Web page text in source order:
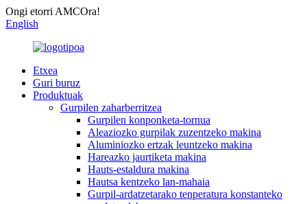
Ongi etorri AMCOra!
English
Etxea
Guri buruz
Produktuak
Gurpilen zaharberritzea
Gurpilen konponketa-tornua
Aleaziozko gurpilak zuzentzeko makina
Aluminiozko ertzak leuntzeko makina
Hareazko jaurtiketa makina
Hauts-estaldura makina
Hautsa kentzeko lan-mahaia
Gurpil-ardatzetarako tenperatura konstanteko